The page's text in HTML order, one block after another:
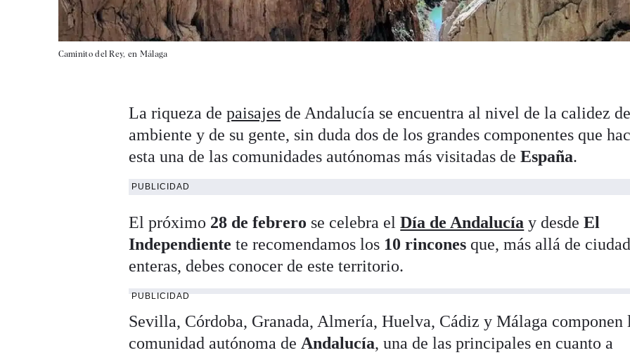
Caminito del Rey, en Málaga
La riqueza depaisajes de Andalucía se encuentra al nivel de la calidez
ambiente y de su gente, sin duda dos de los grandes componentes que
esta una de las comunidades autónomas más visitadas deEspaña.
PUBLICIDAD
El próximo 28 de febrero se celebra elDía de Andalucía y desdeEl
Independiente te recomendamos los 10 rincones que, más allá de
enteras, debes conocer de este territorio.
PUBLICIDAD
Sevilla, Córdoba, Granada, Almería, Huelva, Cádiz y Málaga componen
comunidad autónoma de Andalucía, una de las principales en cuanto a